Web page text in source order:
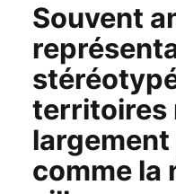
Souvent
territoires
comme la